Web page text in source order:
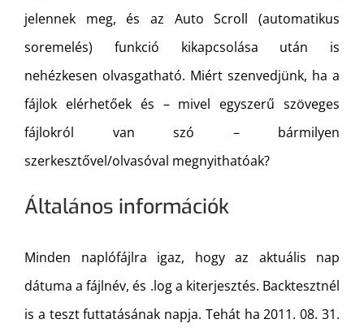
jelennek meg, és az Auto Scroll (automatikus
soremelés) funkció kikapcsolása után is
nehézkesen olvasgatható. Miért szenvedjünk, ha a
fájlok elérhetőek és – mivel egyszerű szöveges
fájlokról van szó – bármilyen
szerkesztővel/olvasóval megnyithatóak?
Általános információk
Minden naplófájlra igaz, hogy az aktuális nap
dátuma a fájlnév, és .log a kiterjesztés. Backtesztnél
is a teszt futtatásának napja. Tehát ha 2011. 08. 31.